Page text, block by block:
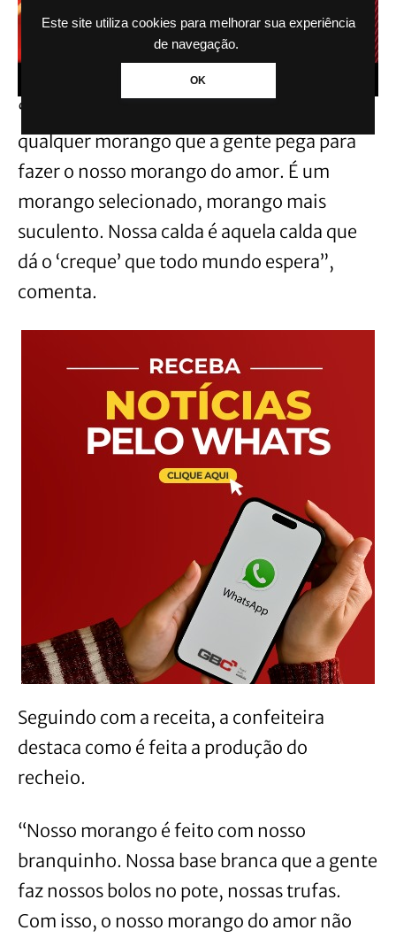
Este site utiliza cookies para melhorar sua experiência
de navegação.
OK
“É um morango selecionado, não é
qualquer morango que a gente pega para
fazer o nosso morango do amor. É um
morango selecionado, morango mais
suculento. Nossa calda é aquela calda que
dá o ‘creque’ que todo mundo espera”,
comenta.
Seguindo com a receita, a confeiteira
destaca como é feita a produção do
recheio.
“Nosso morango é feito com nosso
branquinho. Nossa base branca que a gente
faz nossos bolos no pote, nossas trufas.
Com isso, o nosso morango do amor não